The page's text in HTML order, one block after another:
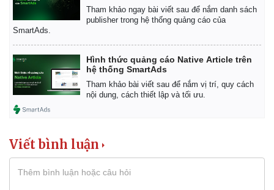
Khởi nghiệp
Tỷ giá
Tham khảo ngay bài viết sau để nắm danh sách
publisher trong hệ thống quảng cáo của
SmartAds.
Hình thức quảng cáo Native Article trên
hệ thống SmartAds
Tham khảo bài viết sau để nắm vị trí, quy cách
nội dung, cách thiết lập và tối ưu.
Viết bình luận